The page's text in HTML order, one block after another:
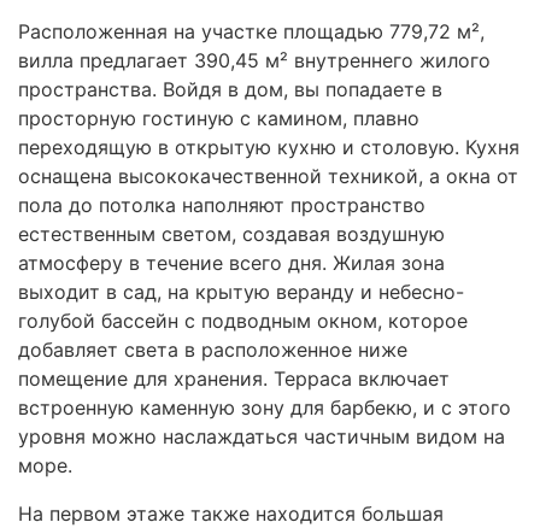
Расположенная на участке площадью 779,72 м²,
вилла предлагает 390,45 м² внутреннего жилого
пространства. Войдя в дом, вы попадаете в
просторную гостиную с камином, плавно
переходящую в открытую кухню и столовую. Кухня
оснащена высококачественной техникой, а окна от
пола до потолка наполняют пространство
естественным светом, создавая воздушную
атмосферу в течение всего дня. Жилая зона
выходит в сад, на крытую веранду и небесно-
голубой бассейн с подводным окном, которое
добавляет света в расположенное ниже
помещение для хранения. Терраса включает
встроенную каменную зону для барбекю, и с этого
уровня можно наслаждаться частичным видом на
море.
На первом этаже также находится большая